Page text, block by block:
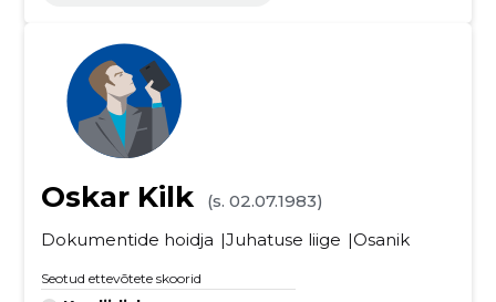
Oskar Kilk
(s. 02.07.1983)
Dokumentide hoidja
Juhatuse liige Osanik
Seotud ettevõtete skoorid